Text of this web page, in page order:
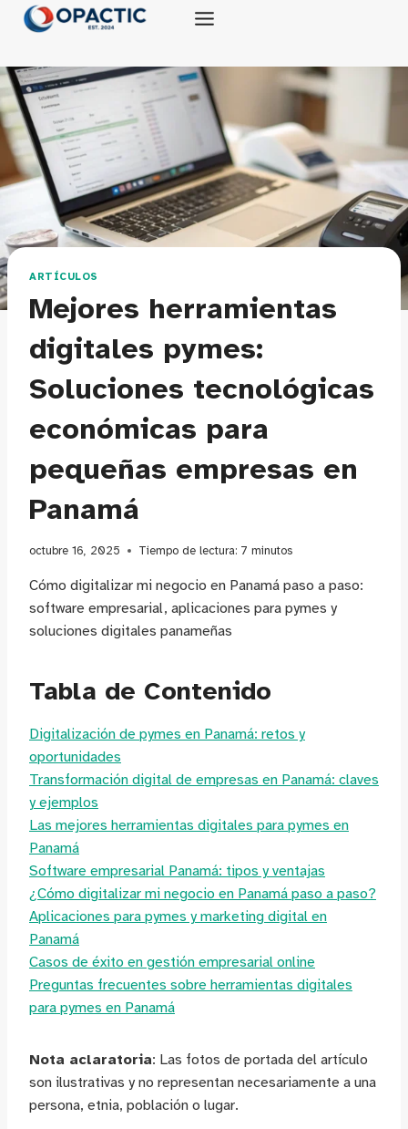
Saltar
ARTÍCULOS
Mejores herramientas
digitales pymes:
Soluciones tecnológicas
económicas para
pequeñas empresas en
Panamá
octubre 16, 2025 Tiempo de lectura: 7 minutos
Cómo digitalizar mi negocio en Panamá paso a paso:
software empresarial, aplicaciones para pymes y
soluciones digitales panameñas
Tabla de Contenido
Digitalización de pymes en Panamá: retos y
oportunidades
Transformación digital de empresas en Panamá: claves
y ejemplos
Las mejores herramientas digitales para pymes en
Panamá
Software empresarial Panamá: tipos y ventajas
¿Cómo digitalizar mi negocio en Panamá paso a paso?
Aplicaciones para pymes y marketing digital en
Panamá
Casos de éxito en gestión empresarial online
Preguntas frecuentes sobre herramientas digitales
para pymes en Panamá
Nota aclaratoria: Las fotos de portada del artículo
son ilustrativas y no representan necesariamente a una
persona, etnia, población o lugar.